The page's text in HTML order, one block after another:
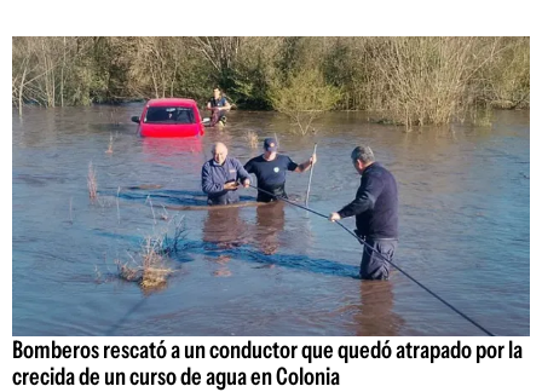
Bomberos rescató a un conductor que quedó atrapado por la
crecida de un curso de agua en Colonia